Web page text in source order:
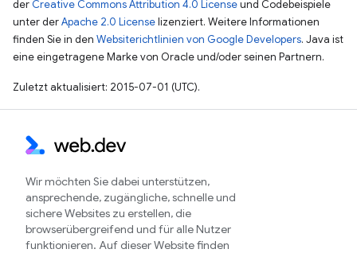
der Creative Commons Attribution 4.0 Licenseund Codebeispiele
unter derApache 2.0 Licenselizenziert. Weitere Informationen
finden Sie in den Websiterichtlinien von Google Developers. Java ist
eine eingetragene Marke von Oracle und/oder seinen Partnern.
Zuletzt aktualisiert: 2015-07-01 (UTC).
Wir möchten Sie dabei unterstützen,
ansprechende, zugängliche, schnelle und
sichere Websites zu erstellen, die
browserübergreifend und für alle Nutzer
funktionieren. Auf dieser Website finden